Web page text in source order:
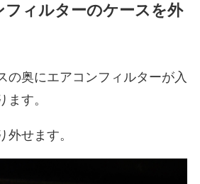
フィルターのケースを外
の奥にエアコンフィルターが入
ます。
外せます。